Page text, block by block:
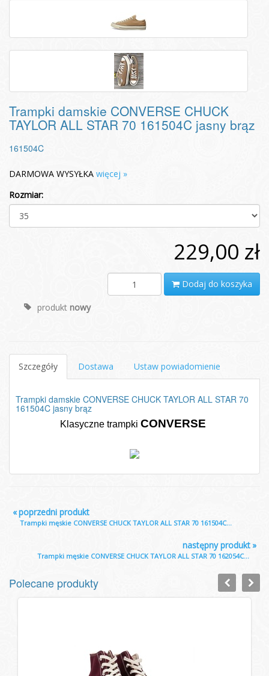
Trampki damskie CONVERSE CHUCK
TAYLOR ALL STAR 70 161504C jasny brąz
161504C
DARMOWA WYSYŁKA więcej »
Rozmiar:
229,00 zł
Dodaj do koszyka
produkt nowy
Szczegóły Dostawa Ustaw powiadomienie
Trampki damskie CONVERSE CHUCK TAYLOR ALL STAR 70
161504C jasny brąz
Klasyczne trampki CONVERSE
«poprzedni produkt
Trampki męskie CONVERSE CHUCK TAYLOR ALL STAR 70 161504C...
»
następny produkt
Trampki męskie CONVERSE CHUCK TAYLOR ALL STAR 70 162054C...
Polecane produkty